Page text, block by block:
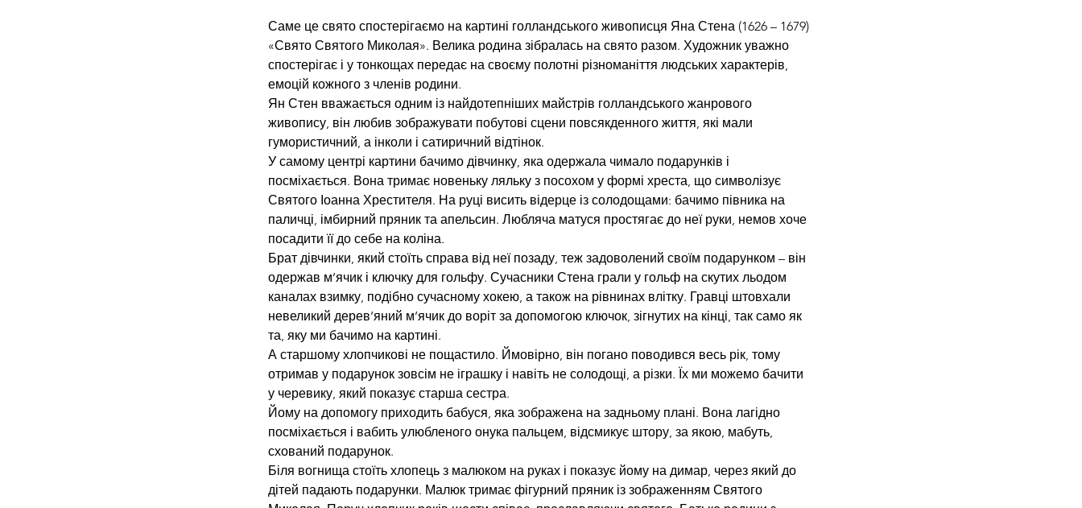
Саме це свято спостерігаємо на картині голландського живописця Яна Стена (1626 – 1679)
«Свято Святого Миколая». Велика родина зібралась на свято разом. Художник уважно
спостерігає і у тонкощах передає на своєму полотні різноманіття людських характерів,
емоцій кожного з членів родини.
Ян Стен вважається одним із найдотепніших майстрів голландського жанрового
живопису, він любив зображувати побутові сцени повсякденного життя, які мали
гумористичний, а інколи і сатиричний відтінок.
У самому центрі картини бачимо дівчинку, яка одержала чимало подарунків і
посміхається. Вона тримає новеньку ляльку з посохом у формі хреста, що символізує
Святого Іоанна Хрестителя. На руці висить відерце із солодощами: бачимо півника на
паличці, імбирний пряник та апельсин. Любляча матуся простягає до неї руки, немов хоче
посадити її до себе на коліна.
Брат дівчинки, який стоїть справа від неї позаду, теж задоволений своїм подарунком – він
одержав м’ячик і ключку для гольфу. Сучасники Стена грали у гольф на скутих льодом
каналах взимку, подібно сучасному хокею, а також на рівнинах влітку. Гравці штовхали
невеликий дерев’яний м’ячик до воріт за допомогою ключок, зігнутих на кінці, так само як
та, яку ми бачимо на картині.
А старшому хлопчикові не пощастило. Ймовірно, він погано поводився весь рік, тому
отримав у подарунок зовсім не іграшку і навіть не солодощі, а різки. Їх ми можемо бачити
у черевику, який показує старша сестра.
Йому на допомогу приходить бабуся, яка зображена на задньому плані. Вона лагідно
посміхається і вабить улюбленого онука пальцем, відсмикує штору, за якою, мабуть,
схований подарунок.
Біля вогнища стоїть хлопець з малюком на руках і показує йому на димар, через який до
дітей падають подарунки. Малюк тримає фігурний пряник із зображенням Святого